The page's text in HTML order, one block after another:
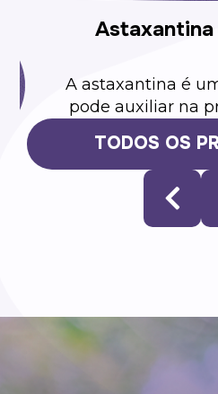
Astaxantina
TODOS OS